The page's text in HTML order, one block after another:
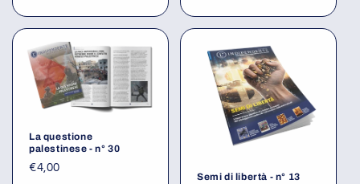
La questione
palestinese - n° 30
€4,00
Semi di libertà - n° 13